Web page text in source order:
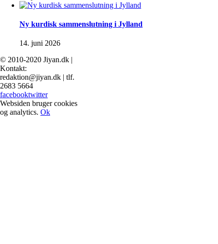
Ny kurdisk sammenslutning i Jylland
14. juni 2026
© 2010-2020 Jiyan.dk |
Kontakt:
redaktion@jiyan.dk | tlf.
2683 5664
facebooktwitter
Websiden bruger cookies
og analytics. Ok